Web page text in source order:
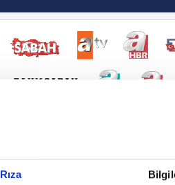
Rıza
Reddet